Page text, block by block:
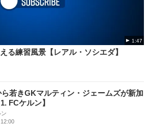
1:47
る練習風景【レアル・ソシエダ】
ら若きGKマルティン・ジェームズが新加
FCケルン】